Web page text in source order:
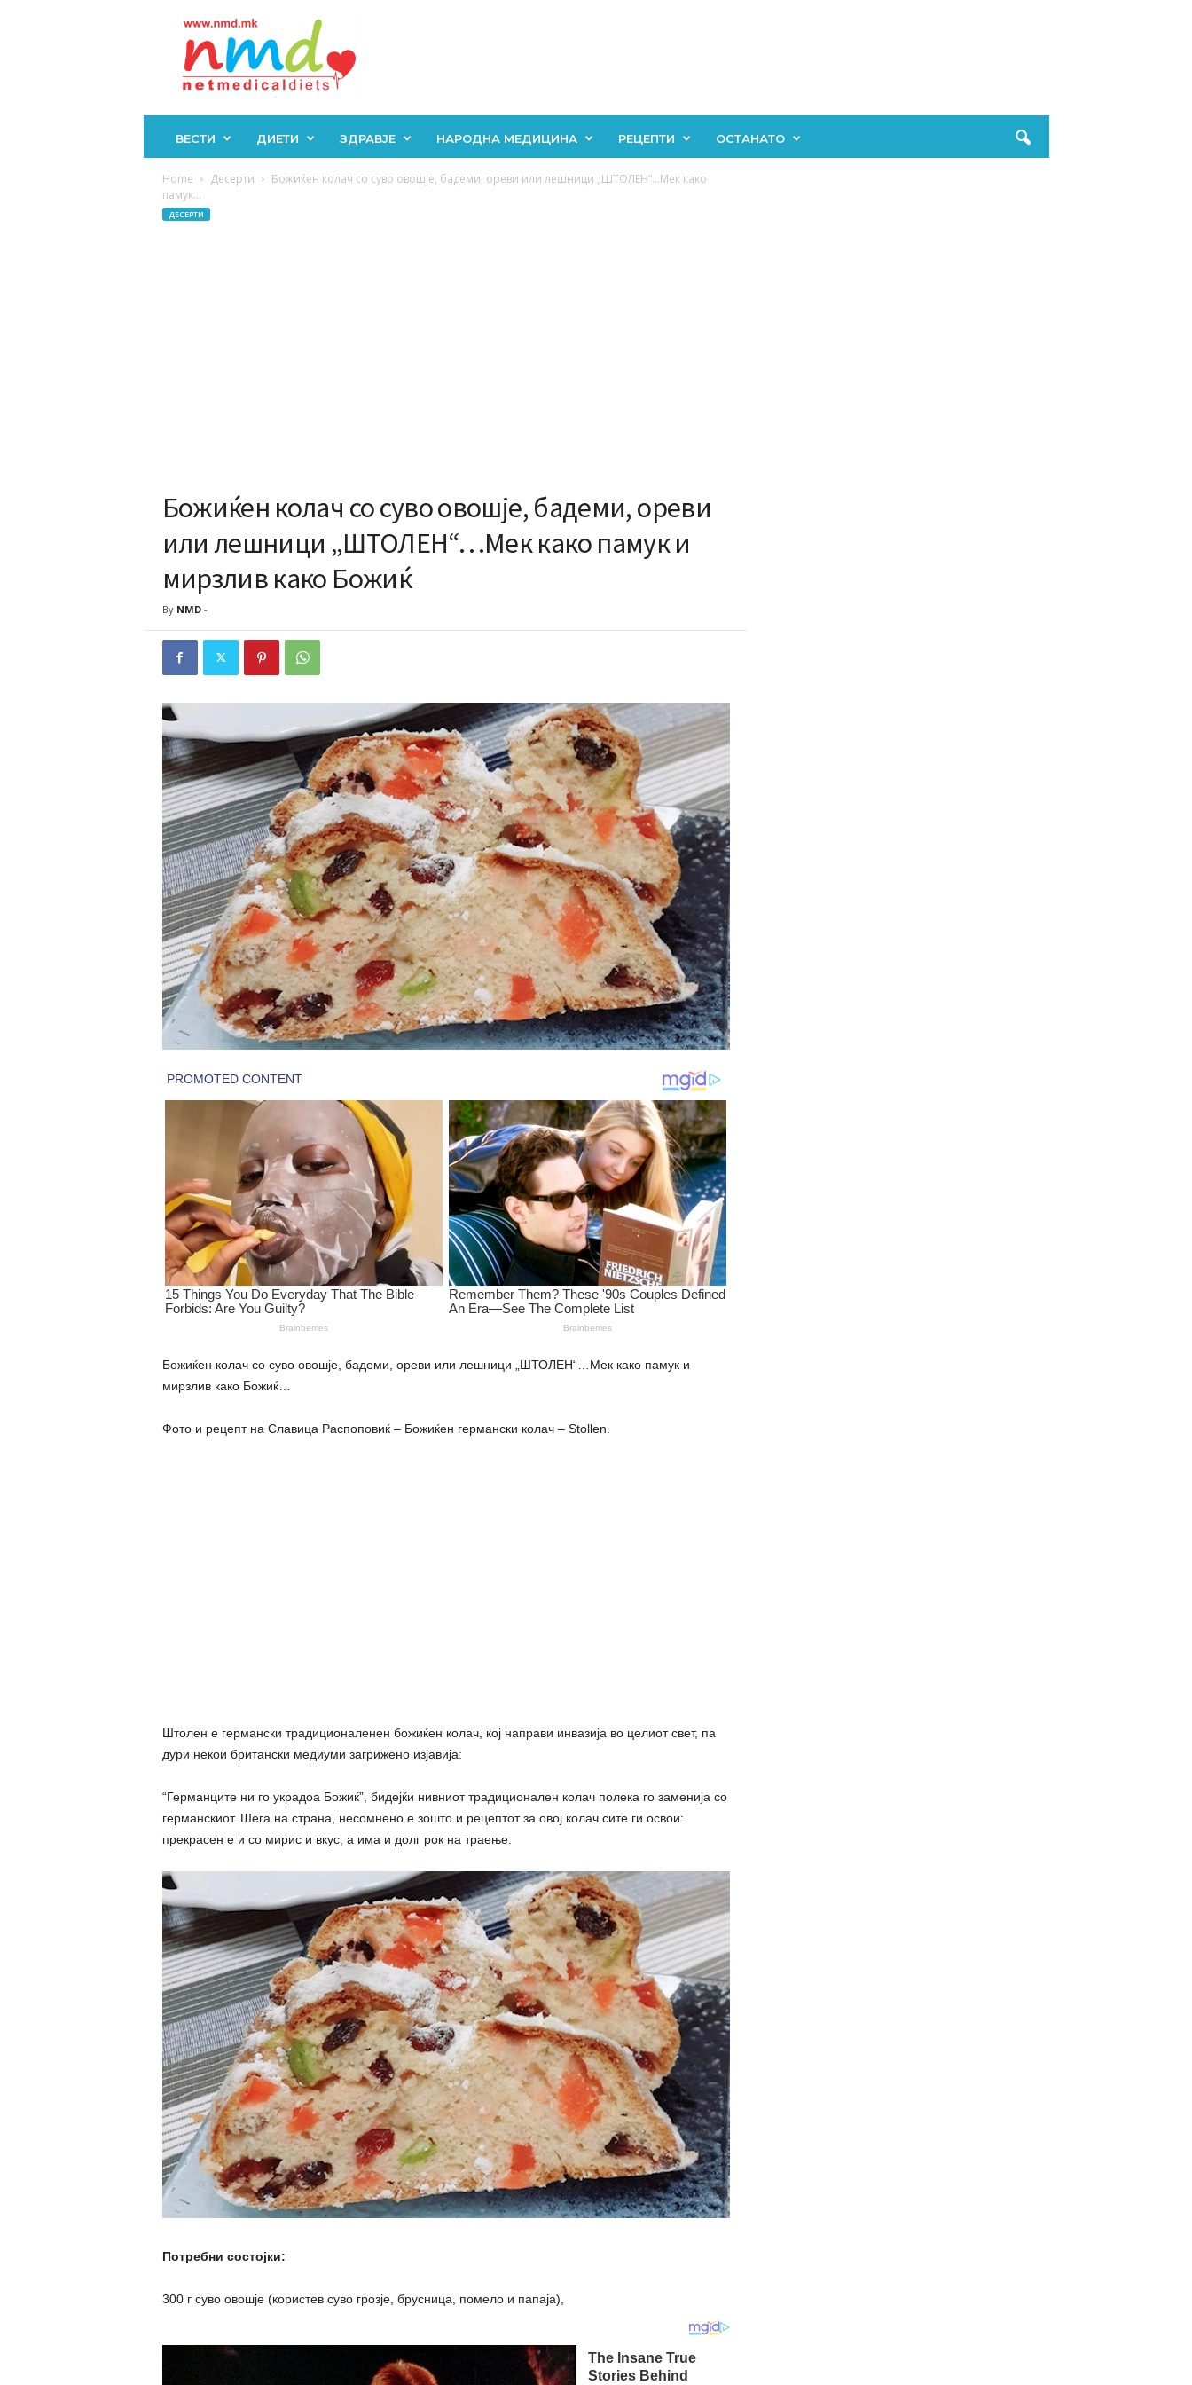
ВЕСТИ ДИЕТИ ЗДРАВЈЕ НАРОДНА МЕДИЦИНА РЕЦЕПТИ ОСТАНАТО
Home Десерти
Божиќен колач со суво овошје, бадеми, ореви или лешници „ШТОЛЕН“…Мек како
памук...
ДЕСЕРТИ
Божиќен колач со суво овошје, бадеми, ореви
или лешници „ШТОЛЕН“…Мек како памук и
мирзлив како Божиќ
By NMD-
Божиќен колач со суво овошје, бадеми, ореви или лешници „ШТОЛЕН“…Мек како памук и
мирзлив како Божиќ…
Фото и рецепт на Славица Распоповиќ – Божиќен германски колач – Stollen.
Штолен е германски традиционаленен божиќен колач, кој направи инвазија во целиот свет, па
дури некои британски медиуми загрижено изјавија:
“Германците ни го украдоа Божиќ”, бидејќи нивниот традиционален колач полека го заменија со
германскиот. Шега на страна, несомнено е зошто и рецептот за овој колач сите ги освои:
прекрасен е и со мирис и вкус, а има и долг рок на траење.
Потребни состојки:
300 г суво овошје (користев суво грозје, брусница, помело и папаја),